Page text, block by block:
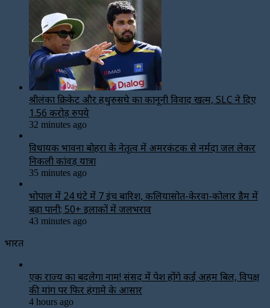
श्रीलंका क्रिकेट और हथुरुसिंघे का कानूनी विवाद खत्म, SLC ने दिए
1.56 करोड़ रुपये
32 minutes ago
विधायक भावना बोहरा के नेतृत्व में अमरकंटक से नर्मदा जल लेकर
निकली कांवड़ यात्रा
35 minutes ago
भोपाल में 24 घंटे में 7 इंच बारिश, कलियासोत-केरवा-कोलार डैम में
बढ़ा पानी; 50+ इलाकों में जलभराव
43 minutes ago
भारत
एक राज्य का बदलेगा नाम! संसद में पेश होंगे कई अहम बिल, विपक्ष
की मांग पर फिर हंगामे के आसार
4 hours ago